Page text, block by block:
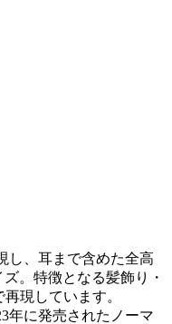
し、耳まで含めた全高
。特徴となる髪飾り・
現しています。
年に発売されたノーマ